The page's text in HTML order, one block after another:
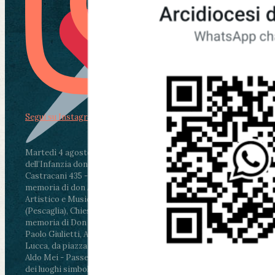
Martedì 4 agosto2026
ore 11:30 - Lucca, Scuola
dell’Infanzia don Aldo Mei - Viale Castruccio
Castracani 435 - Inaugurazione murales in
memoria di don Aldo Mei curato dal Liceo
Artistico e Musicale “Passaglia”
ore 18 - Fiano
(Pescaglia), Chiesa parrocchiale - Messa in
memoria di Don Aldo Mei celebrata da mons.
Paolo Giulietti, Arcivescovo di Lucca
ore 20.30 -
Lucca, da piazza San Michele al Cippo di don
Aldo Mei - Passeggiata della Memoria in alcuni
dei luoghi simbolo della città. Ritrovo alle ore
Segui su Instagram